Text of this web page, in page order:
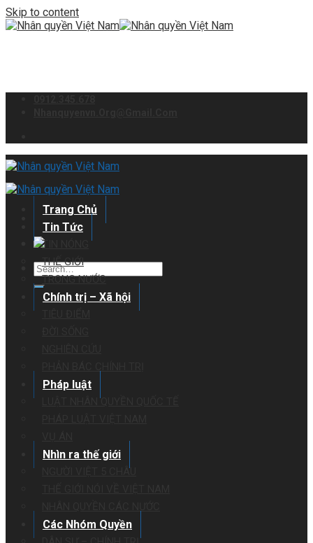
Skip to content
Trang Chủ
Tin Tức
TIN NÓNG
THẾ GIỚI
TRONG NƯỚC
Chính trị – Xã hội
Pháp luật
LUẬT NHÂN QUYỀN QUỐC TẾ
Nhìn ra thế giới
NGƯỜI VIỆT 5 CHÂU
Các Nhóm Quyền